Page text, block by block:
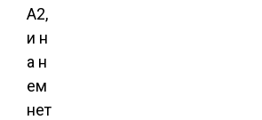
A2,
и н
а н
ем
нет